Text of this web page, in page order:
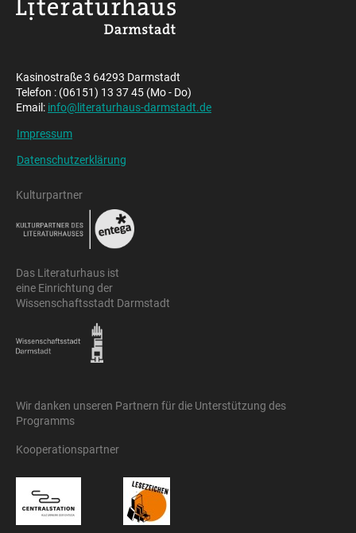
Kasinostraße 3 64293 Darmstadt
Telefon : (06151) 13 37 45 (Mo - Do)
Email: info@literaturhaus-darmstadt.de
Impressum
Datenschutzerklärung
Kulturpartner
Das Literaturhaus ist
eine Einrichtung der
Wissenschaftsstadt Darmstadt
Wir danken unseren Partnern für die Unterstützung des
Programms
Kooperationspartner